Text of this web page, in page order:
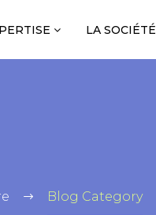
LA SOCIÉTÉ
Blog Category